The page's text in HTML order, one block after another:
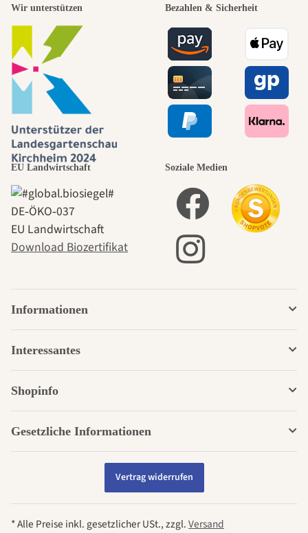
Wir unterstützen Bezahlen & Sicherheit
EU Landwirtschaft
DE‑ÖKO‑037
EU Landwirtschaft
Download Biozertifikat
Soziale Medien
Informationen
Interessantes
Shopinfo
Gesetzliche Informationen
Vertrag widerrufen
* Alle Preise inkl. gesetzlicher USt., zzgl.Versand